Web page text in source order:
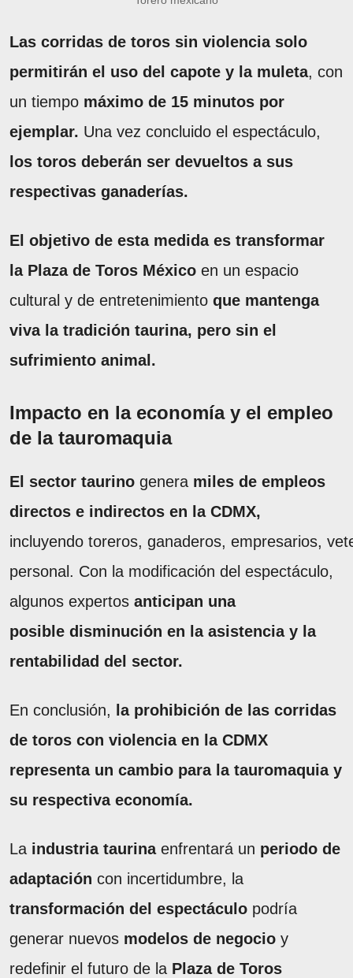
Las corridas de toros sin violencia solo
permitirán el uso del capote y la muleta, con
un tiempo máximo de 15 minutos por
ejemplar. Una vez concluido el espectáculo,
los toros deberán ser devueltos a sus
respectivas ganaderías.
El objetivo de esta medida es transformar
la Plaza de Toros México en un espacio
cultural y de entretenimiento que mantenga
viva la tradición taurina, pero sin el
sufrimiento animal.
Impacto en la economía y el empleo
de la tauromaquia
El sector taurino genera miles de empleos
directos e indirectos en la CDMX,
incluyendo toreros, ganaderos, empresarios,
personal. Con la modificación del espectáculo,
algunos expertos anticipan una
posible disminución en la asistencia y la
rentabilidad del sector.
En conclusión,
la prohibición de las corridas
de toros con violencia en la CDMX
representa un cambio para la tauromaquia y
su respectiva economía.
La industria taurinaenfrentará un periodo de
adaptación con incertidumbre, la
transformación del espectáculo podría
generar nuevos modelos de negocio y
redefinir el futuro de la Plaza de Toros